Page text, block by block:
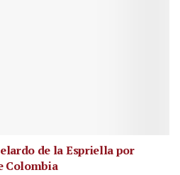
de la Espriella por
Colombia